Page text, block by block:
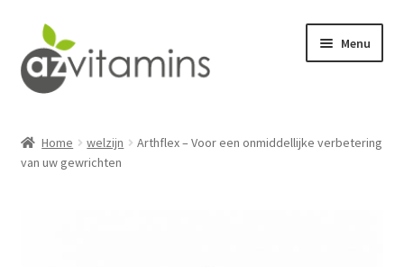
door
naar
naar
de
Menu
seksualiteit
Home welzijn
Arthflex – Voor een onmiddellijke verbetering
van uw gewrichten